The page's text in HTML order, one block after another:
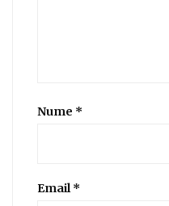
Nume *
Email*